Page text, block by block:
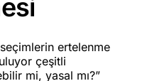
ertelenme
çeşitli
mi, yasal mı?”